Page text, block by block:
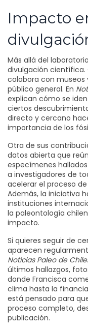
Impacto
Más allá del
divulgación científica.
colabora con museos
público general. En
explican cómo se
ciertos
directo y cercano
importancia de los
Otra de sus
datos abierta que
especímenes
a investigadores de
acelerar el proceso
Además, la iniciativa
instituciones
la paleontología
impacto.
Si quieres seguir de
aparecen
Noticias Paleo de Chile
últimos hallazgos,
donde Francisca
clima hasta la
está pensado para
proceso completo,
publicación.